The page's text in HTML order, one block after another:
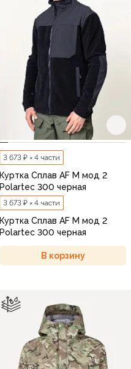
3 673 ₽ × 4 части
Куртка Сплав AF M мод 2
Polartec 300 черная
3 673 ₽ × 4 части
Куртка Сплав AF M мод 2
Polartec 300 черная
В корзину